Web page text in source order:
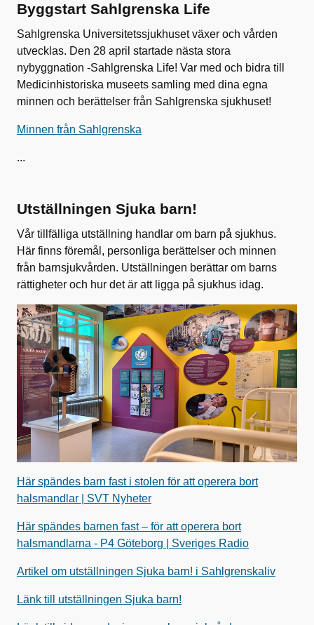
Byggstart Sahlgrenska Life
Sahlgrenska Universitetssjukhuset växer och vården
utvecklas. Den 28 april startade nästa stora
nybyggnation -Sahlgrenska Life! Var med och bidra till
Medicinhistoriska museets samling med dina egna
minnen och berättelser från Sahlgrenska sjukhuset!
Minnen från Sahlgrenska
...
Utställningen Sjuka barn!
Vår tillfälliga utställning handlar om barn på sjukhus.
Här finns föremål, personliga berättelser och minnen
från barnsjukvården. Utställningen berättar om barns
rättigheter och hur det är att ligga på sjukhus idag.
Här spändes barn fast i stolen för att operera bort
halsmandlar | SVT Nyheter
Här spändes barnen fast – för att operera bort
halsmandlarna - P4 Göteborg | Sveriges Radio
Artikel om utställningen Sjuka barn! i Sahlgrenskaliv
Länk till utställningen Sjuka barn!